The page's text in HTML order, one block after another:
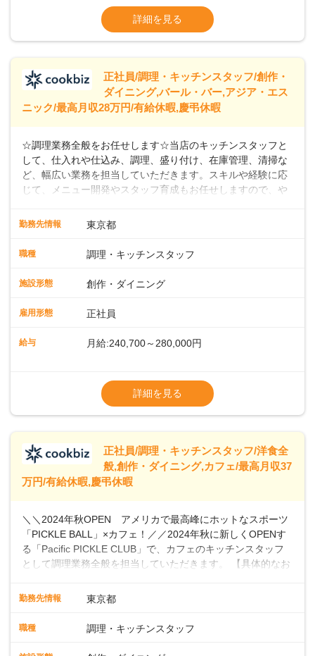
※試用期間3か月間（期間中、給与待遇変更
なし）
※経験年数を考慮の上、決定します。＜年収
例＞300万円~420万円 （賞与年3回を含む）
＞＞＞パートスタッフも同時募集中！時給
詳細を見る
正社員/調理・キッチンスタッフ/創作・
ダイニング,バール・バー,アジア・エス
ニック/最高月収28万円/有給休暇,慶弔休暇
☆調理業務全般をお任せします☆当店のキッチンスタッフと
して、仕入れや仕込み、調理、盛り付け、在庫管理、清掃な
ど、幅広い業務を担当していただきます。スキルや経験に応
じて、メニュー開発やスタッフ育成もお任せしますので、や
アアップのチャンスが豊富に用意されています。 【Dam
もと、クラフトビールと共に楽しめるこだわりのフィッシュ
中東、アジアなどの多国籍エッセンスを取り入れたカジュア
楽しい・美味しい瞬間をビールでつなぐことをコンセプト
ら醸造しています。私たちと一緒に、新しいスタートを切り
勤務先情報 東京都
職種 調理・キッチンスタッフ
施設形態 創作・ダイニング
雇用形態 正社員
給与 月給:240,700～280,000円
▼給与改定（年1回)
▼決算賞与（年1回)
【手当】
▼残業手当（固定残業見合手当43,613円～／
残業見合30時間を超えた分は別途支給）
▼交通費支給（上限月10万円)
※第二新卒は月給22万円～
詳細を見る
正社員/調理・キッチンスタッフ/洋食全
般,創作・ダイニング,カフェ/最高月収37
万円/有給休暇,慶弔休暇
＼＼2024年秋OPEN アメリカで最高峰にホットなスポーツ
「PICKLE BALL」×カフェ！／／2024年秋に新しくOPENす
る「Pacific PICKLE CLUB」で、カフェのキッチンスタッフ
として調理業務全般を担当していただきます。 【具体的なお
清掃などスキルや希望に応じて、新メニューの開発にも積極
新店舗の立ち上げに貢献し、カフェの成功に向けた重要な役
で4880万人がプレイしていると言われ、特にビジネスリーダ
勤務先情報 東京都
職種 調理・キッチンスタッフ